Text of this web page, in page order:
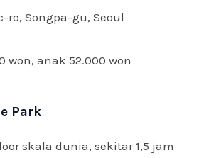
ro, Songpa-gu, Seoul
won, anak 52.000 won
Park
skala dunia, sekitar 1,5 jam